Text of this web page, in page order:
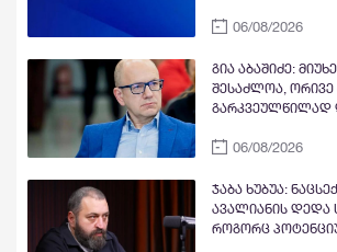
გადაზიდვის
06/08/2026
გია აბაშიძე:
შესაძლოა, ორივე
პროვოცირებაში
ნია იმნაძეს
ოჯახის წევრების
უკიდურესი
06/08/2026
ჯაბა ხუბუა:
ავალიანის დედა
როგორც